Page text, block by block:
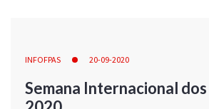
INFOFPAS 20-09-2020
Semana Internacional